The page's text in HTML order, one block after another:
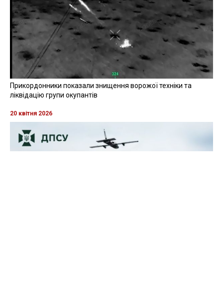
Прикордонники показали знищення ворожої техніки та
ліквідацію групи окупантів
20 квітня 2026